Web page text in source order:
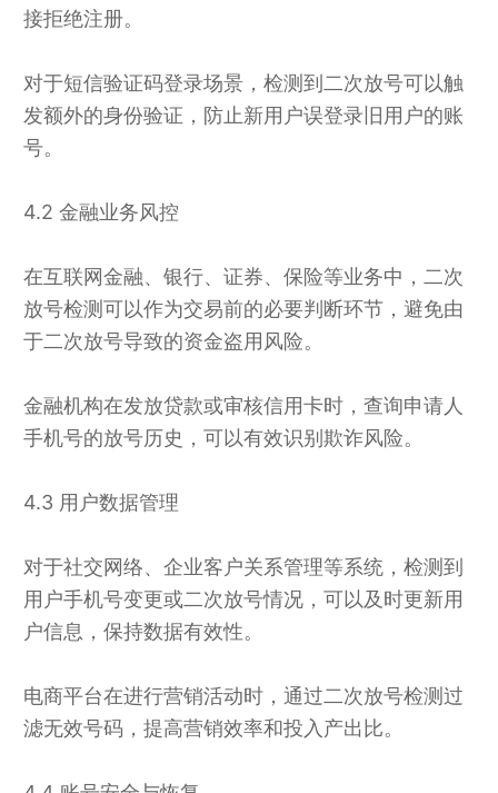
接拒绝注册。
对于短信验证码登录场景，检测到二次放号可以触
发额外的身份验证，防止新用户误登录旧用户的账
号。
4.2 金融业务风控
在互联网金融、银行、证券、保险等业务中，二次
放号检测可以作为交易前的必要判断环节，避免由
于二次放号导致的资金盗用风险。
金融机构在发放贷款或审核信用卡时，查询申请人
手机号的放号历史，可以有效识别欺诈风险。
4.3 用户数据管理
对于社交网络、企业客户关系管理等系统，检测到
用户手机号变更或二次放号情况，可以及时更新用
户信息，保持数据有效性。
电商平台在进行营销活动时，通过二次放号检测过
滤无效号码，提高营销效率和投入产出比。